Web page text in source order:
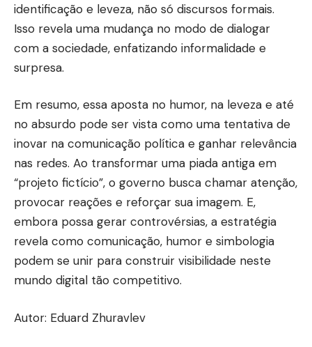
identificação e leveza, não só discursos formais.
Isso revela uma mudança no modo de dialogar
com a sociedade, enfatizando informalidade e
surpresa.
Em resumo, essa aposta no humor, na leveza e até
no absurdo pode ser vista como uma tentativa de
inovar na comunicação política e ganhar relevância
nas redes. Ao transformar uma piada antiga em
“projeto fictício”, o governo busca chamar atenção,
provocar reações e reforçar sua imagem. E,
embora possa gerar controvérsias, a estratégia
revela como comunicação, humor e simbologia
podem se unir para construir visibilidade neste
mundo digital tão competitivo.
Autor: Eduard Zhuravlev